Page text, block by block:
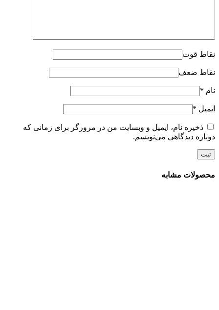
نقاط قوت
نقاط ضعف
نام *
ایمیل *
ذخیره نام، ایمیل و وبسایت من در مرورگر برای زمانی که
دوباره دیدگاهی می‌نویسم.
محصولات مشابه